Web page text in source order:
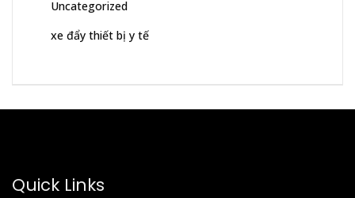
Uncategorized
xe đẩy thiết bị y tế
Quick Links